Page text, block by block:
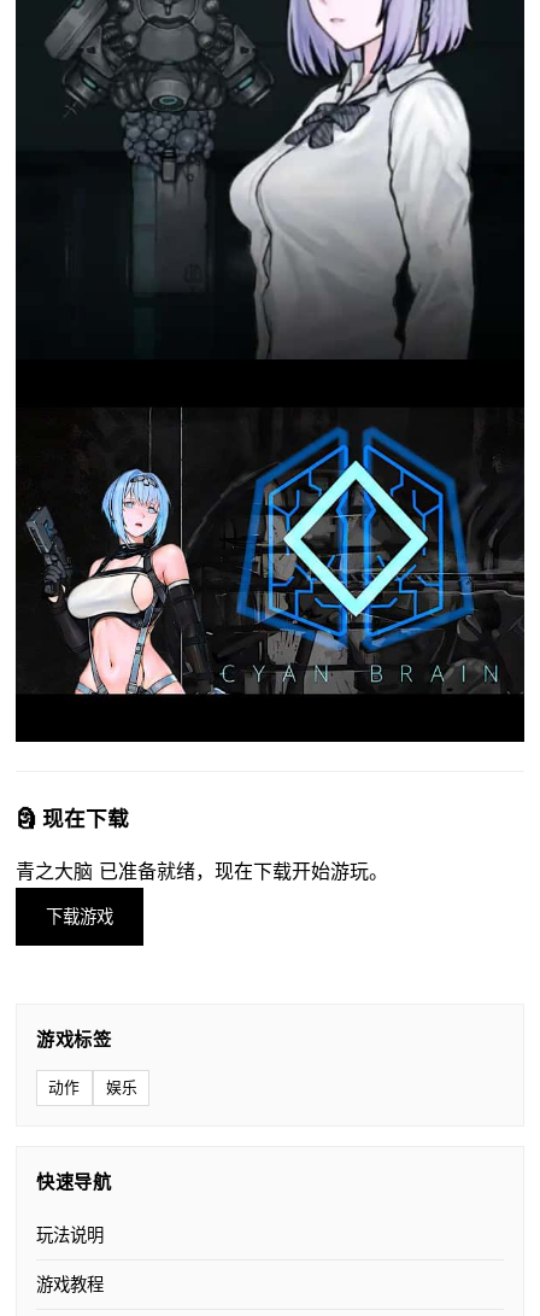
🗿 现在下载
青之大脑 已准备就绪，现在下载开始游玩。
下载游戏
游戏标签
动作 娱乐
快速导航
玩法说明
游戏教程